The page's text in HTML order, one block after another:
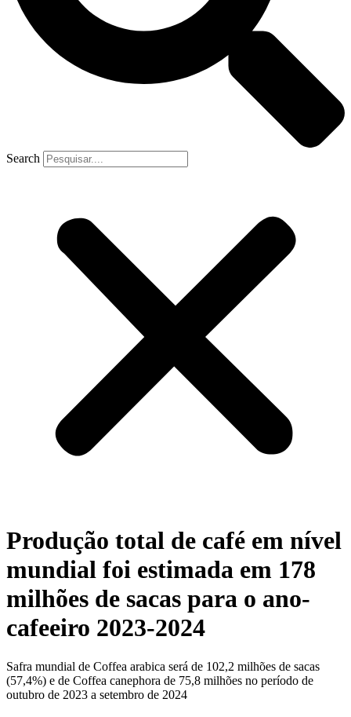
Search
Produção total de café em nível
mundial foi estimada em 178
milhões de sacas para o ano-
cafeeiro 2023-2024
Safra mundial de Coffea arabica será de 102,2 milhões de sacas
(57,4%) e de Coffea canephora de 75,8 milhões no período de
outubro de 2023 a setembro de 2024